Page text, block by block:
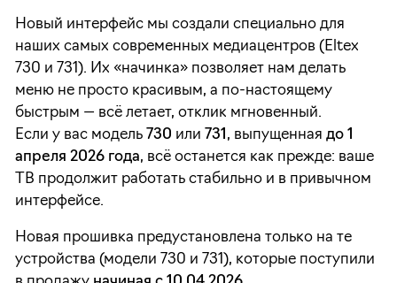
Новый интерфейс мы создали специально для
наших самых современных медиацентров (Eltex
730 и 731). Их «начинка» позволяет нам делать
меню не просто красивым, а по-настоящему
быстрым — всё летает, отклик мгновенный.
Если у вас модель 730 или 731 , выпущенная до 1
апреля 2026 года, всё останется как прежде: ваше
ТВ продолжит работать стабильно и в привычном
интерфейсе.
Новая прошивка предустановлена только на те
устройства (модели 730 и 731), которые поступили